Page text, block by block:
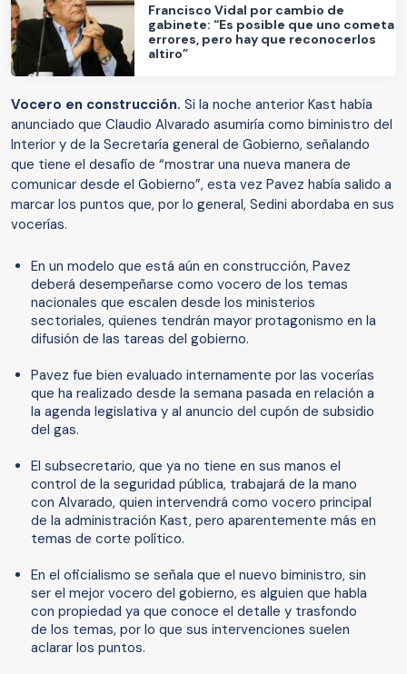
Francisco Vidal por cambio de
gabinete: “Es posible que uno cometa
errores, pero hay que reconocerlos
altiro”
Vocero en construcción. Si la noche anterior Kast había
anunciado que Claudio Alvarado asumiría como biministro del
Interior y de la Secretaría general de Gobierno, señalando
que tiene el desafío de “mostrar una nueva manera de
comunicar desde el Gobierno”, esta vez Pavez había salido a
marcar los puntos que, por lo general, Sedini abordaba en sus
vocerías.
En un modelo que está aún en construcción, Pavez
deberá desempeñarse como vocero de los temas
nacionales que escalen desde los ministerios
sectoriales, quienes tendrán mayor protagonismo en la
difusión de las tareas del gobierno.
Pavez fue bien evaluado internamente por las vocerías
que ha realizado desde la semana pasada en relación a
la agenda legislativa y al anuncio del cupón de subsidio
del gas.
El subsecretario, que ya no tiene en sus manos el
control de la seguridad pública, trabajará de la mano
con Alvarado, quien intervendrá como vocero principal
de la administración Kast, pero aparentemente más en
temas de corte político.
En el oficialismo se señala que el nuevo biministro, sin
ser el mejor vocero del gobierno, es alguien que habla
con propiedad ya que conoce el detalle y trasfondo
de los temas, por lo que sus intervenciones suelen
aclarar los puntos.